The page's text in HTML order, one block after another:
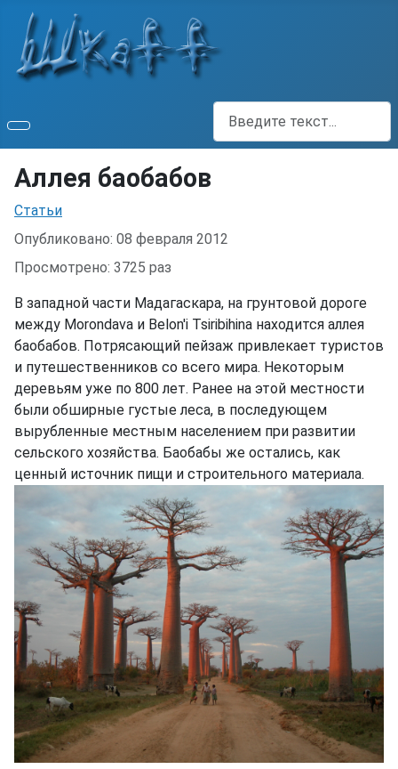
Поиск
Аллея баобабов
Информация о материале
Статьи
Опубликовано: 08 февраля 2012
Просмотрено: 3725 раз
В западной части Мадагаскара, на грунтовой дороге
между Morondava и Belon'i Tsiribihina находится аллея
баобабов. Потрясающий пейзаж привлекает туристов
и путешественников со всего мира. Некоторым
деревьям уже по 800 лет. Ранее на этой местности
были обширные густые леса, в последующем
вырубленные местным населением при развитии
сельского хозяйства. Баобабы же остались, как
ценный источник пищи и строительного материала.